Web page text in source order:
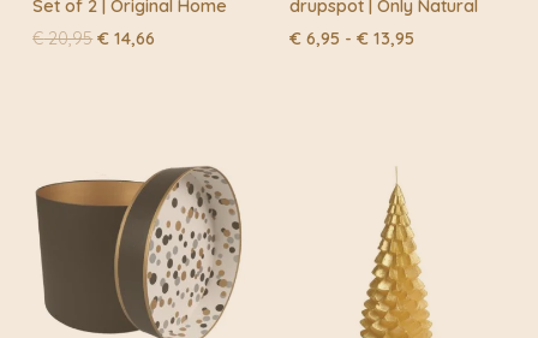
Set of 2 | Original Home
€20,95 Oorspronkelijke
€ 14,66
drupspot | Only Natural
€ 6,95 - € 13,95